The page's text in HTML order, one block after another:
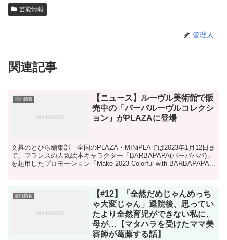
芸能情報
管理人
関連記事
芸能情報
【ニュース】ルーヴル美術館で販
売中の「バーバルーヴルコレクシ
ョン」がPLAZAに登場
文具のとびら編集部 全国のPLAZA・MINiPLAでは2023年1月12日ま
で、フランスの人気絵本キャラクター「BARBAPAPA(バーバパパ)」
を起用したプロモーション「Make 2023 Colorful with BARBAPAPA...
芸能情報
【#12】「全然だめじゃんめっち
ゃ大変じゃん」退院後、思ってい
たより全然育児ができない私に、
母が…【マタハラを受けたママ美
容師が葛藤する話】